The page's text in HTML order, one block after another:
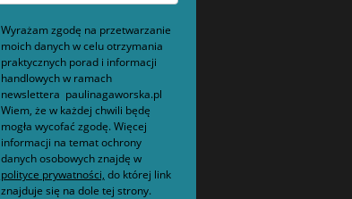
Wyrażam zgodę na przetwarzanie
moich danych w celu otrzymania
praktycznych porad i informacji
handlowych w ramach
newslettera paulinagaworska.pl
Wiem, że w każdej chwili będę
mogła wycofać zgodę. Więcej
informacji na temat ochrony
danych osobowych znajdę w
polityce prywatności, do której link
znajduje się na dole tej strony.